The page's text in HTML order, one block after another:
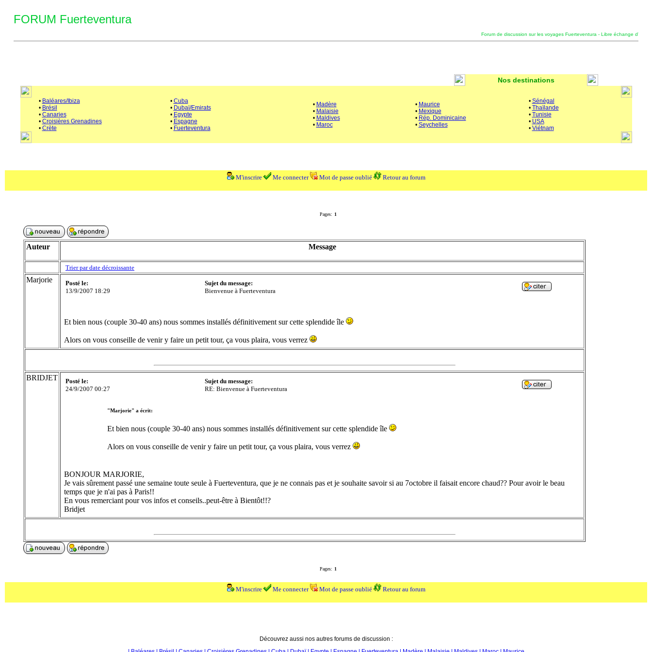
FORUM Fuerteventura
Forum de discussion sur les voyages Fuerteventura - Libre échange
Nos destinations
• Baléares/Ibiza
• Brésil
• Canaries
• Croisières Grenadines
• Crète
• Cuba
• Dubaï/Emirats
• Egypte
• Espagne
• Fuerteventura
• Madère
• Malaisie
• Maldives
• Maroc
• Maurice
• Mexique
• Rép. Dominicaine
• Seychelles
• Sénégal
• Thaïlande
• Tunisie
• USA
• Viétnam
M'inscrire Me connecter Mot de passe oublié Retour au forum
Pages: 1
Auteur Message
Trier par date décroissante
Marjorie
Posté le:
13/9/2007 18:29
Sujet du message:
Bienvenue à Fuerteventura
Et bien nous (couple 30-40 ans) nous sommes installés définitivement sur cette splendide île
Alors on vous conseille de venir y faire un petit tour, ça vous plaira, vous verrez
BRIDJET
Posté le:
24/9/2007 00:27
Sujet du message:
RE: Bienvenue à Fuerteventura
"Marjorie" a écrit:
Et bien nous (couple 30-40 ans) nous sommes installés définitivement sur cette splendide île
Alors on vous conseille de venir y faire un petit tour, ça vous plaira, vous verrez
BONJOUR MARJORIE,
Je vais sûrement passé une semaine toute seule à Fuerteventura, que je ne connais pas et je souhaite savoir si au 7octobre il faisait encore chaud?? Pour avoir le beau
temps que je n'ai pas à Paris!!
En vous remerciant pour vos infos et conseils..peut-être à Bientôt!!?
Bridjet
Pages: 1
M'inscrire Me connecter Mot de passe oublié Retour au forum
Découvrez aussi nos autres forums de discussion :